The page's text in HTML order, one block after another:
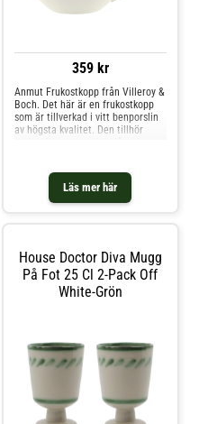
359 kr
Läs mer här
Anmut Frukostkopp från Villeroy &
Boch. Det här är en frukostkopp
som är tillverkad i vitt benporslin
av högsta kvalitet. Den tillhör
1920. Tål diskmaskin och
mikrovågsugn. Shoppa
Kaffekoppar och mer Muggar &
House Doctor Diva Mugg
På Fot 25 Cl 2-Pack Off
White-Grön